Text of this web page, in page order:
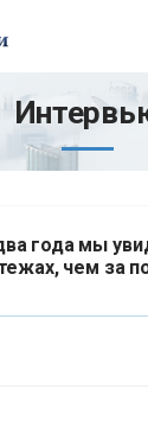
года мы
чем за